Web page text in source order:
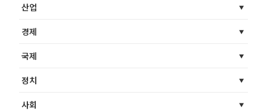
산업
경제
국제
정치
사회